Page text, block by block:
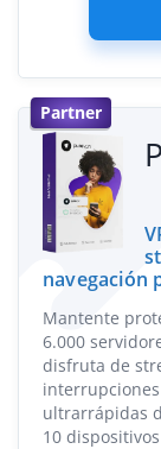
Partner
navegación
Mantente
6.000
disfruta de
ultrarrápidas
10